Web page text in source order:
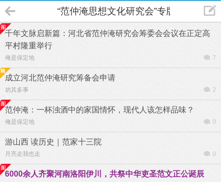
“范仲淹思想文化研究会”专版
千年文脉启新篇：河北省范仲淹研究会筹委会会议在正定高
平村隆重举行
俺是保定地 7
成立河北范仲淹研究筹备会申请
劝其多事 2
范仲淹：一杯浊酒中的家国情怀，现代人该怎样品味？
俺是保定地 0
游山西 读历史｜范家十三院
月亮走我也走 0
6000余人齐聚河南洛阳伊川，共祭中华吏圣范文正公诞辰